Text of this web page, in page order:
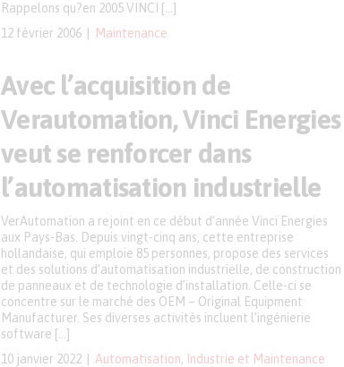
12 février 2006 Maintenance
Rappelons qu?en 2005 VINCI […]
Avec l’acquisition de
Verautomation, Vinci Energies
veut se renforcer dans
l’automatisation industrielle
10 janvier 2022 Automatisation
Industrie et Maintenance
VerAutomation a rejoint en ce début d’année Vinci Energies
aux Pays-Bas. Depuis vingt-cinq ans, cette entreprise
hollandaise, qui emploie 85 personnes, propose des services
et des solutions d’automatisation industrielle, de construction
de panneaux et de technologie d’installation. Celle-ci se
concentre sur le marché des OEM – Original Equipment
Manufacturer. Ses diverses activités incluent l’ingénierie
software […]